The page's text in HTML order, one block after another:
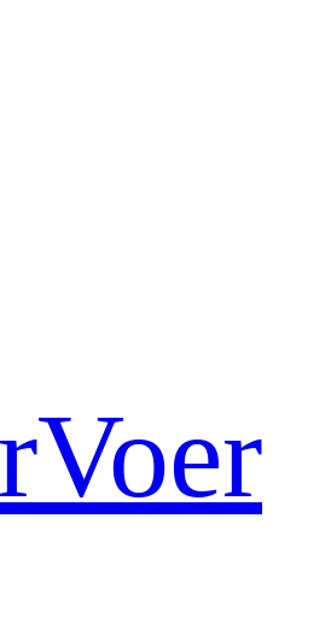
Voer